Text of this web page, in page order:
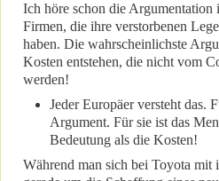
Ich höre schon die Argumentation
Firmen, die ihre verstorbenen
haben. Die wahrscheinlichste
Kosten entstehen, die nicht vom
werden!
Jeder Europäer versteht das.
Argument. Für sie ist das
Bedeutung als die Kosten!
Während man sich bei Toyota